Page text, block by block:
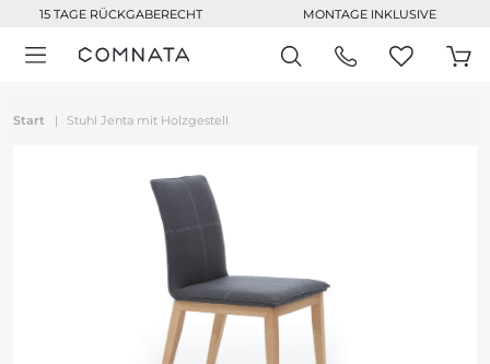
15 TAGE RÜCKGABERECHT MONTAGE INKLUSIVE
Start Stuhl Jenta mit Holzgestell